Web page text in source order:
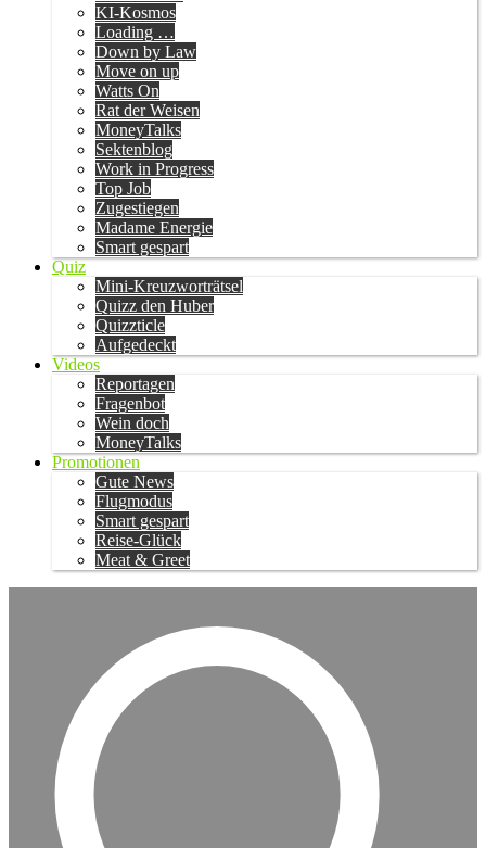
KI-Kosmos
Loading …
Down by Law
Move on up
Watts On
Rat der Weisen
MoneyTalks
Sektenblog
Work in Progress
Top Job
Zugestiegen
Madame Energie
Smart gespart
Quiz
Mini-Kreuzworträtsel
Quizz den Huber
Quizzticle
Aufgedeckt
Videos
Reportagen
Fragenbot
Wein doch
MoneyTalks
Promotionen
Gute News
Flugmodus
Smart gespart
Reise-Glück
Meat & Greet